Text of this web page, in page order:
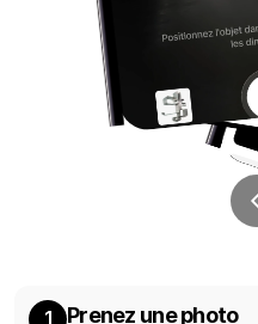
1 Prenez une photo